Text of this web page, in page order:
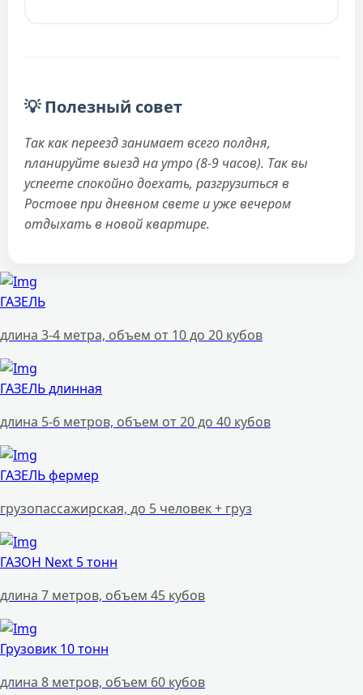
💡 Полезный совет
Так как переезд занимает всего полдня,
планируйте выезд на утро (8-9 часов). Так вы
успеете спокойно доехать, разгрузиться в
Ростове при дневном свете и уже вечером
отдыхать в новой квартире.
ГАЗЕЛЬ
длина 3-4 метра, объем от 10 до 20 кубов
ГАЗЕЛЬ длинная
длина 5-6 метров, объем от 20 до 40 кубов
ГАЗЕЛЬ фермер
грузопассажирская, до 5 человек + груз
ГАЗОН Next 5 тонн
длина 7 метров, объем 45 кубов
Грузовик 10 тонн
длина 8 метров, объем 60 кубов